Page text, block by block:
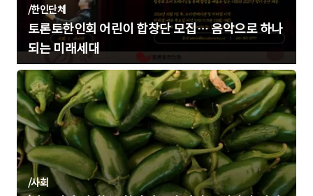
/한인단체
토론토한인회 어린이 합창단 모집… 음악으로 하나
되는 미래세대
/사회